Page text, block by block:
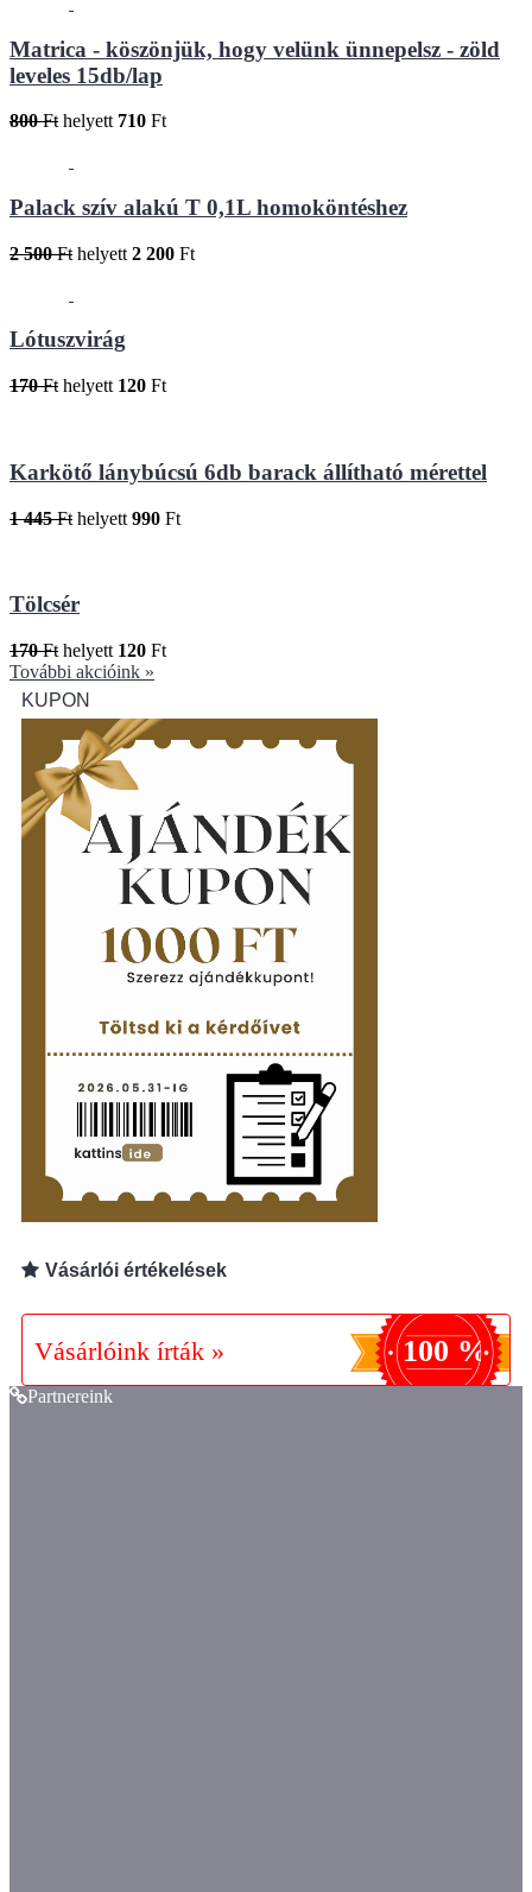
Matrica - köszönjük, hogy velünk ünnepelsz - zöld
leveles 15db/lap
800 Ft helyett 710 Ft
Palack szív alakú T 0,1L homoköntéshez
2 500 Ft helyett 2 200 Ft
Lótuszvirág
170 Ft helyett 120 Ft
Karkötő lánybúcsú 6db barack állítható mérettel
1 445 Ft helyett 990 Ft
Tölcsér
170 Ft helyett 120 Ft
További akcióink »
KUPON
Vásárlói értékelések
Vásárlóink írták » 100 %
Partnereink